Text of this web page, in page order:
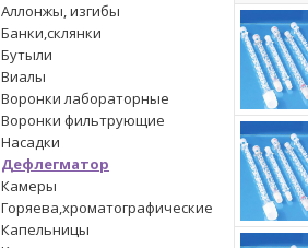
Аллонжы, изгибы
Банки,склянки
Бутыли
Виалы
Воронки лабораторные
Воронки фильтрующие
Насадки
Дефлегматор
Камеры
Горяева,хроматографические
Капельницы